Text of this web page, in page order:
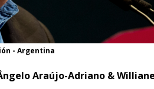
- Argentina
Araújo-Adriano &